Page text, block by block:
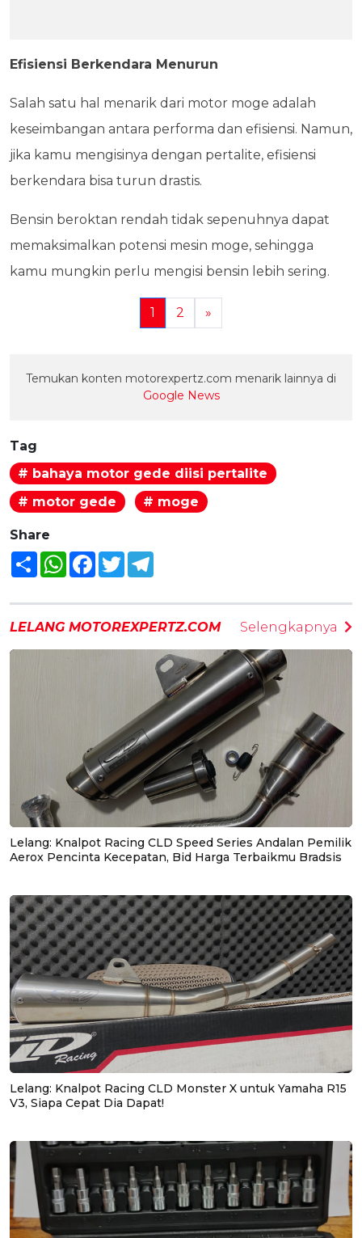
Efisiensi Berkendara Menurun
Salah satu hal menarik dari motor moge adalah
keseimbangan antara performa dan efisiensi. Namun,
jika kamu mengisinya dengan pertalite, efisiensi
berkendara bisa turun drastis.
Bensin beroktan rendah tidak sepenuhnya dapat
memaksimalkan potensi mesin moge, sehingga
kamu mungkin perlu mengisi bensin lebih sering.
1 2 »
Temukan konten motorexpertz.com menarik lainnya di
Google News
Tag
# bahaya motor gede diisi pertalite
# motor gede
# moge
Share
Share WhatsAppFacebook
Twitter
LELANG MOTOREXPERTZ.COM Selengkapnya
Lelang: Knalpot Racing CLD Speed Series Andalan Pemilik
Aerox Pencinta Kecepatan, Bid Harga Terbaikmu Bradsis
Lelang: Knalpot Racing CLD Monster X untuk Yamaha R15
V3, Siapa Cepat Dia Dapat!